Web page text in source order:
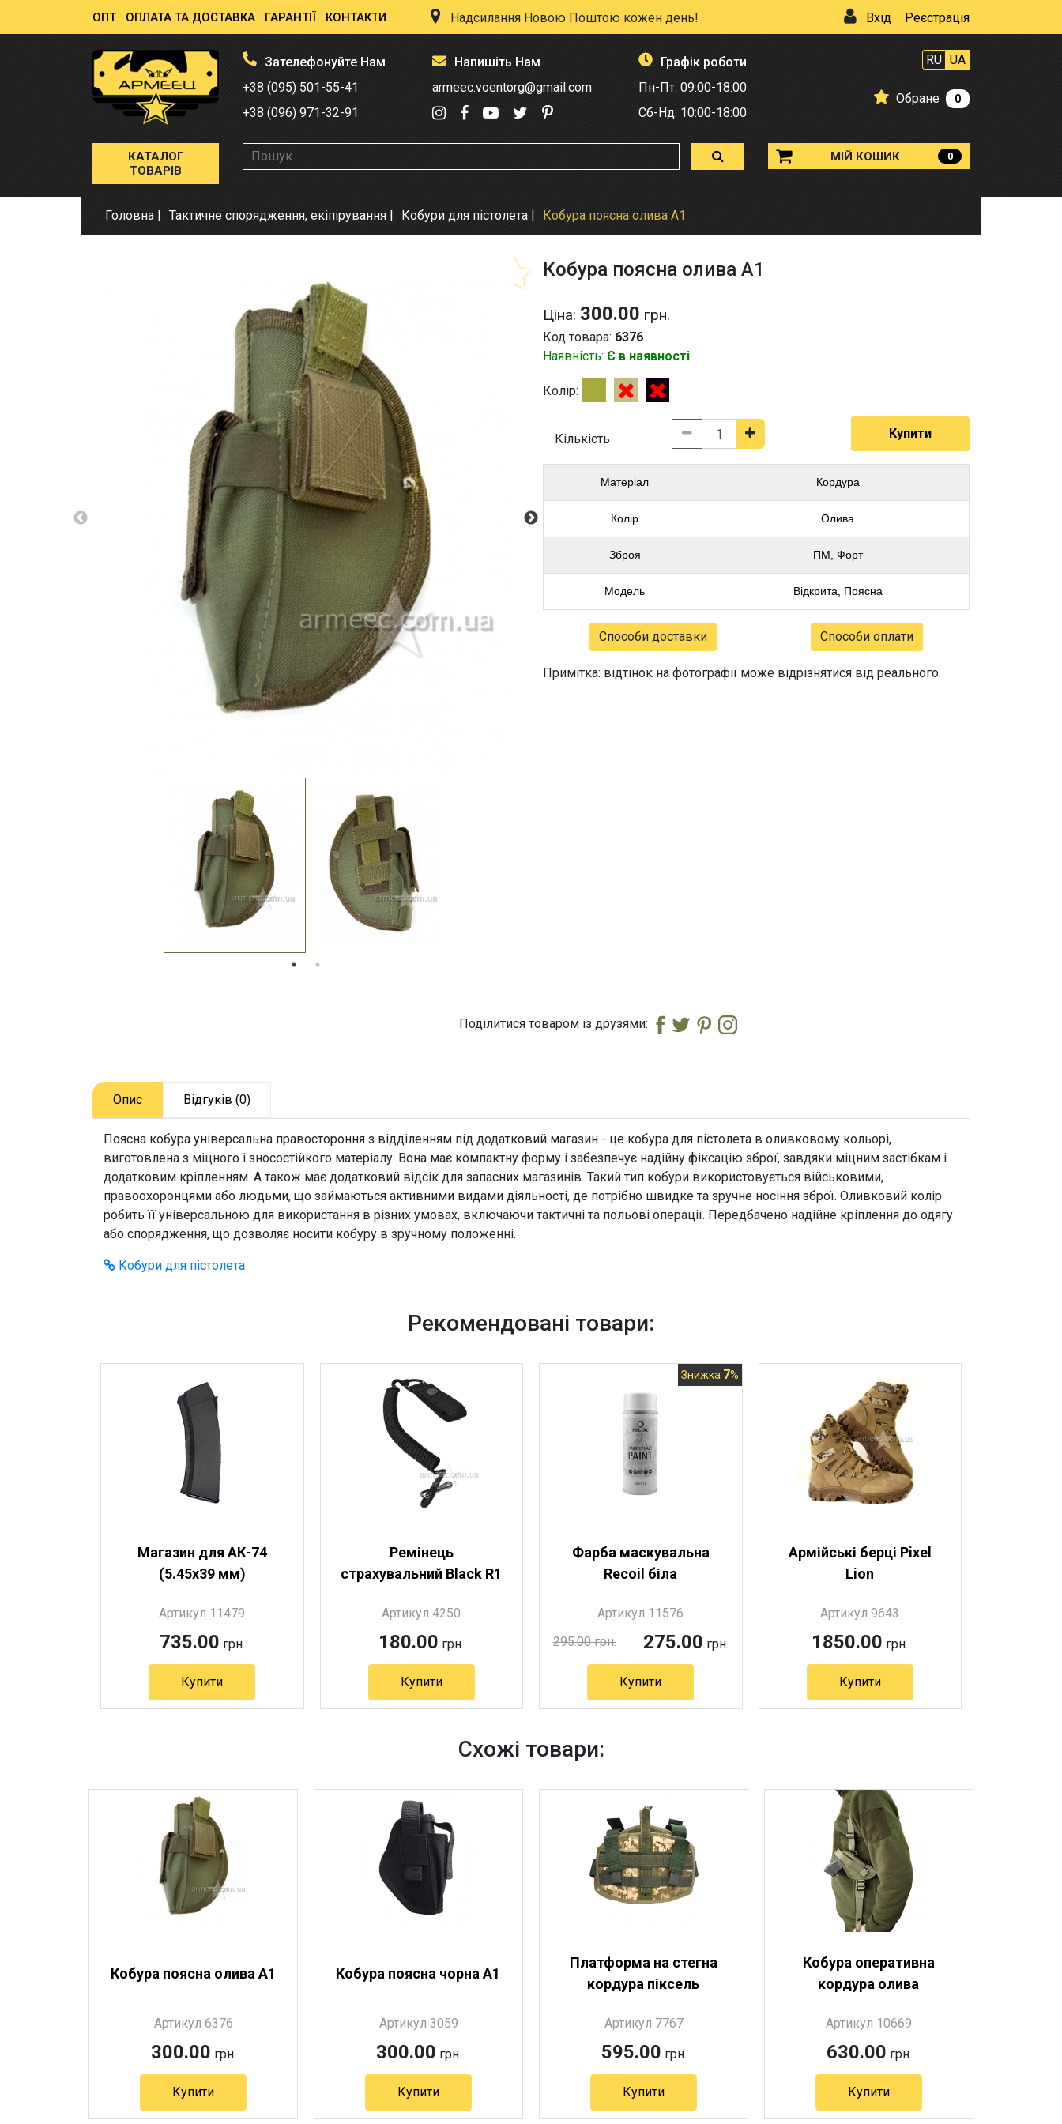
ОПТ ОПЛАТА ТА ДОСТАВКА ГАРАНТІЇ КОНТАКТИ Надсилання Новою Поштою кожен день! Вхід Реєстрація
Зателефонуйте Нам
+38 (095) 501-55-41
+38 (096) 971-32-91
Напишіть Нам
armeec.voentorg@gmail.com
Графік роботи
Пн-Пт: 09:00-18:00
Сб-Нд: 10:00-18:00
RU UA
Обране 0
КАТАЛОГ
ТОВАРІВ
МІЙ КОШИК 0
Головна Тактичне спорядження, екіпірування Кобури для пістолета Кобура поясна олива А1
Кобура поясна олива А1
Ціна: 300.00 грн.
Код товара: 6376
Наявність: Є в наявності
Колір:
Кількість Купити
Матеріал Кордура
Колір Олива
Зброя ПМ, Форт
Модель Відкрита, Поясна
Способи доставки Способи оплати
Примітка: відтінок на фотографії може відрізнятися від реального.
Поділитися товаром із друзями:
Опис Відгуків (0)
Поясна кобура універсальна правостороння з відділенням під додатковий магазин - це кобура для пістолета в оливковому кольорі,
виготовлена з міцного і зносостійкого матеріалу. Вона має компактну форму і забезпечує надійну фіксацію зброї, завдяки міцним застібкам і
додатковим кріпленням. А також має додатковий відсік для запасних магазинів. Такий тип кобури використовується військовими,
правоохоронцями або людьми, що займаються активними видами діяльності, де потрібно швидке та зручне носіння зброї. Оливковий колір
робить її універсальною для використання в різних умовах, включаючи тактичні та польові операції. Передбачено надійне кріплення до одягу
або спорядження, що дозволяє носити кобуру в зручному положенні.
Кобури для пістолета
Рекомендовані товари:
Магазин для АК-74
(5.45х39 мм)
Артикул 11479
735.00 грн.
Купити
Ремінець
страхувальний Black R1
Артикул 4250
180.00 грн.
Купити
Знижка 7%
Фарба маскувальна
Recoil біла
Артикул 11576
295.00 грн.
275.00 грн.
Купити
Армійські берці Pixel
Lion
Артикул 9643
1850.00 грн.
Купити
Схожі товари:
Кобура поясна олива А1
Артикул 6376
300.00 грн.
Купити
Кобура поясна чорна A1
Артикул 3059
300.00 грн.
Купити
Платформа на стегна
кордура піксель
Артикул 7767
595.00 грн.
Купити
Кобура оперативна
кордура олива
Артикул 10669
630.00 грн.
Купити